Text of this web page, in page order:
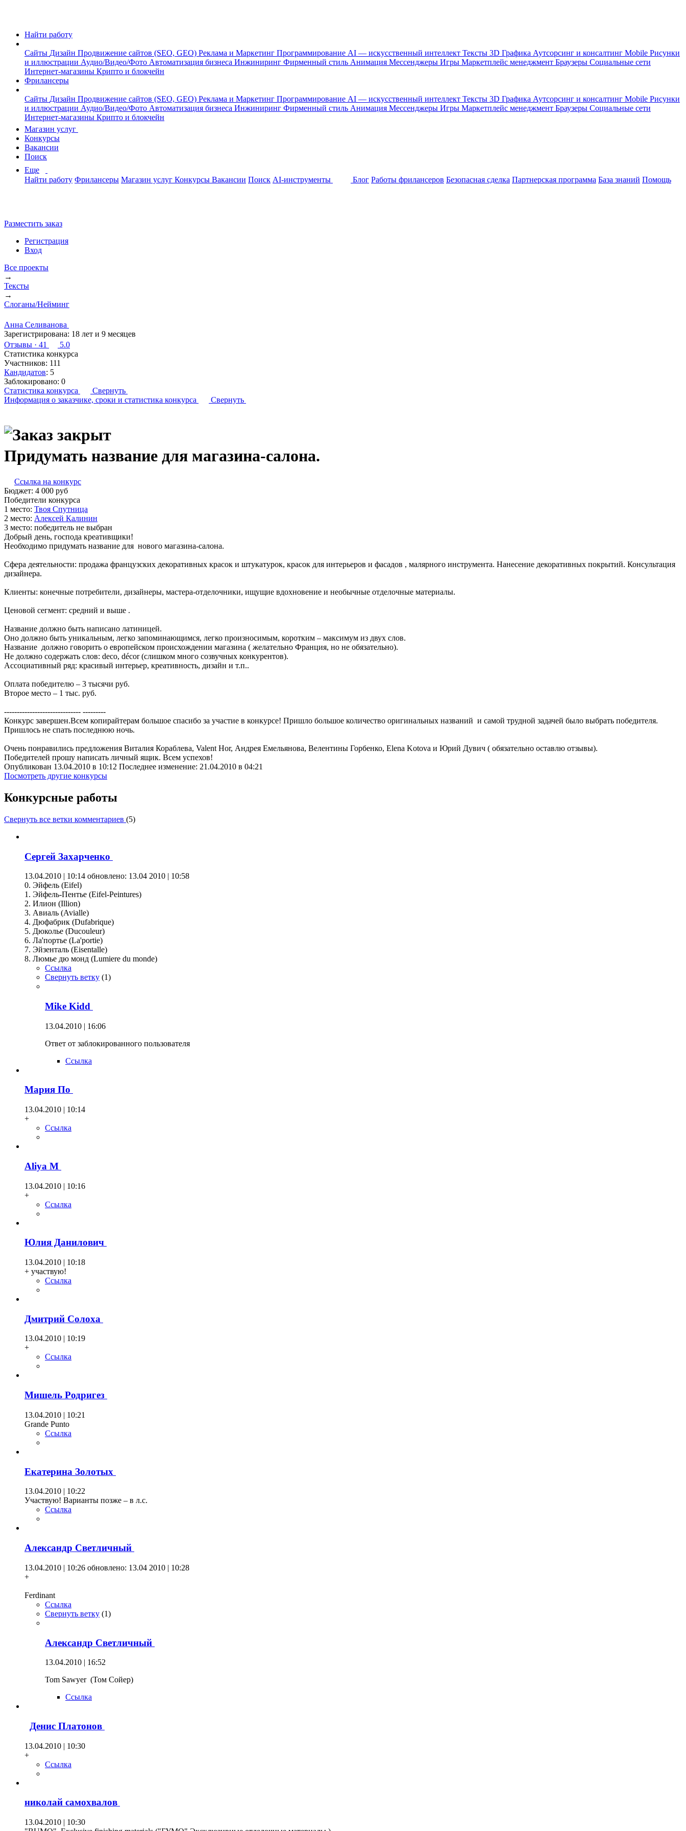
Найти работу
Сайты Дизайн Продвижение сайтов (SEO, GEO) Реклама и Маркетинг Программирование AI — искусственный интеллект Тексты 3D Графика Аутсорсинг и консалтинг Mobile Рисунки
и иллюстрации Аудио/Видео/Фото Автоматизация бизнеса Инжиниринг Фирменный стиль Анимация Мессенджеры Игры Маркетплейс менеджмент Браузеры Социальные сети
Интернет-магазины Крипто и блокчейн
Фрилансеры
Сайты Дизайн Продвижение сайтов (SEO, GEO) Реклама и Маркетинг Программирование AI — искусственный интеллект Тексты 3D Графика Аутсорсинг и консалтинг Mobile Рисунки
и иллюстрации Аудио/Видео/Фото Автоматизация бизнеса Инжиниринг Фирменный стиль Анимация Мессенджеры Игры Маркетплейс менеджмент Браузеры Социальные сети
Интернет-магазины Крипто и блокчейн
Магазин услуг
Конкурсы
Вакансии
Поиск
Еще
Найти работу Фрилансеры Магазин услуг Конкурсы Вакансии Поиск AI-инструменты Блог Работы фрилансеров Безопасная сделка Партнерская программа База знаний Помощь
Разместить заказ
Регистрация
Вход
Все проекты
→
Тексты
→
Слоганы/Нейминг
Анна Селиванова
Зарегистрирована: 18 лет и 9 месяцев
Отзывы · 41
5.0
Статистика конкурса
Участников: 111
Кандидатов: 5
Заблокировано: 0
Статистика конкурса
Свернуть
Информация о заказчике, сроки и статистика конкурса Свернуть
Придумать название для магазина-салона.
Ссылка на конкурс
Бюджет: 4 000 руб
Победители конкурса
1 место: Т­воя С­пут­ни­ца
2 место: Алек­сей Ка­линин
3 место: победитель не выбран
Добрый день, господа креативщики!
Необходимо придумать название для нового магазина-салона.
Сфера деятельности: продажа французских декоративных красок и штукатурок, красок для интерьеров и фасадов , малярного инструмента. Нанесение декоративных покрытий. Консультация
дизайнера.
Клиенты: конечные потребители, дизайнеры, мастера-отделочники, ищущие вдохновение и необычные отделочные материалы.
Ценовой сегмент: средний и выше .
Название должно быть написано латиницей.
Оно должно быть уникальным, легко запоминающимся, легко произносимым, коротким – максимум из двух слов.
Название должно говорить о европейском происхождении магазина ( желательно Франция, но не обязательно).
Не должно содержать слов: deco, décor (слишком много созвучных конкурентов).
Ассоциативный ряд: красивый интерьер, креативность, дизайн и т.п..
Оплата победителю – 3 тысячи руб.
Второе место – 1 тыс. руб.
------------------------------ ---------
Конкурс завершен.Всем копирайтерам большое спасибо за участие в конкурсе! Пришло большое количество оригинальных названий и самой трудной задачей было выбрать победителя.
Пришлось не спать последнюю ночь.
Очень понравились предложения Виталия Кораблева, Valent Hor, Андрея Емельянова, Велентины Горбенко, Elena Kotova и Юрий Дувич ( обязательно оставлю отзывы).
Победителей прошу написать личный ящик. Всем успехов!
Опубликован 13.04.2010 в 10:12 Последнее изменение: 21.04.2010 в 04:21
Посмотреть другие конкурсы
Конкурсные работы
Свернуть все ветки комментариев (5)
Сергей Захарченко
13.04.2010 | 10:14 обновлено: 13.04 2010 | 10:58
0. Эйфель (Eifel)
1. Эйфель-Пентье (Eifel-Peintures)
2. Илион (Illion)
3. Авиаль (Avialle)
4. Дюфабрик (Dufabrique)
5. Дюколье (Ducouleur)
6. Ла'портье (La'portie)
7. Эйзенталь (Eisentalle)
8. Люмье дю монд (Lumiere du monde)
Ссылка
Свернуть ветку (1)
Mike Kidd
13.04.2010 | 16:06
Ответ от заблокированного пользователя
Ссылка
Мария По
13.04.2010 | 10:14
+
Ссылка
Aliya М
13.04.2010 | 10:16
+
Ссылка
Юлия Данилович
13.04.2010 | 10:18
+ участвую!
Ссылка
Дмитрий Солоха
13.04.2010 | 10:19
+
Ссылка
Мишель Родригез
13.04.2010 | 10:21
Grande Punto
Ссылка
Екатерина Золотых
13.04.2010 | 10:22
Участвую! Варианты позже – в л.с.
Ссылка
Александр Светличный
13.04.2010 | 10:26 обновлено: 13.04 2010 | 10:28
+
Ferdinant
Ссылка
Свернуть ветку (1)
Александр Светличный
13.04.2010 | 16:52
Tom Sawyer (Том Сойер)
Ссылка
Денис Платонов
13.04.2010 | 10:30
+
Ссылка
николай самохвалов
13.04.2010 | 10:30